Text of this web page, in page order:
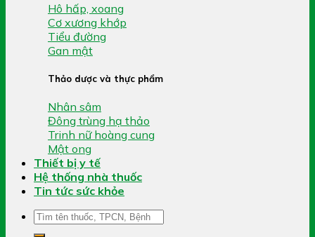
Hô hấp, xoang
Cơ xương khớp
Tiểu đường
Gan mật
Thảo dược và thực phẩm
Nhân sâm
Đông trùng hạ thảo
Trinh nữ hoàng cung
Mật ong
Thiết bị y tế
Hệ thống nhà thuốc
Tin tức sức khỏe
Tìm
kiếm: